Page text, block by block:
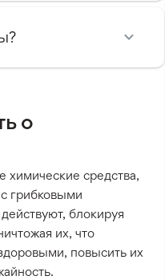
о
средства,
грибковыми
блокируя
их, что
повысить их